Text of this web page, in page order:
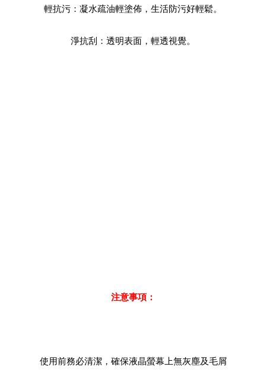
輕抗污：凝水疏油輕塗佈，生活防污好輕鬆。
淨抗刮：透明表面，輕透視覺。
注意事項：
使用前務必清潔，確保液晶螢幕上無灰塵及毛屑